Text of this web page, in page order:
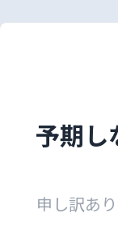
予期し
申し訳あ